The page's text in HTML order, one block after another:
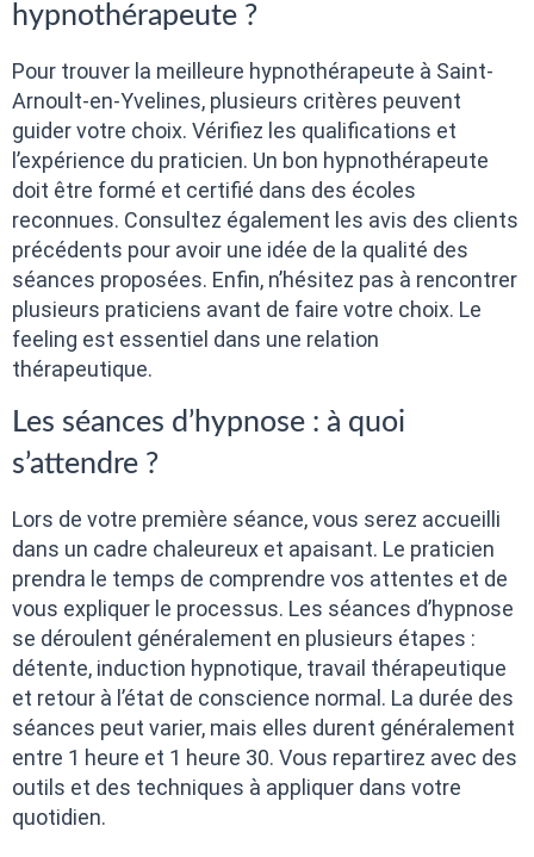
hypnothérapeute ?
Pour trouver la meilleure hypnothérapeute à Saint-
Arnoult-en-Yvelines, plusieurs critères peuvent
guider votre choix. Vérifiez les qualifications et
l’expérience du praticien. Un bon hypnothérapeute
doit être formé et certifié dans des écoles
reconnues. Consultez également les avis des clients
précédents pour avoir une idée de la qualité des
séances proposées. Enfin, n’hésitez pas à rencontrer
plusieurs praticiens avant de faire votre choix. Le
feeling est essentiel dans une relation
thérapeutique.
Les séances d’hypnose : à quoi
s’attendre ?
Lors de votre première séance, vous serez accueilli
dans un cadre chaleureux et apaisant. Le praticien
prendra le temps de comprendre vos attentes et de
vous expliquer le processus. Les séances d’hypnose
se déroulent généralement en plusieurs étapes :
détente, induction hypnotique, travail thérapeutique
et retour à l’état de conscience normal. La durée des
séances peut varier, mais elles durent généralement
entre 1 heure et 1 heure 30. Vous repartirez avec des
outils et des techniques à appliquer dans votre
quotidien.